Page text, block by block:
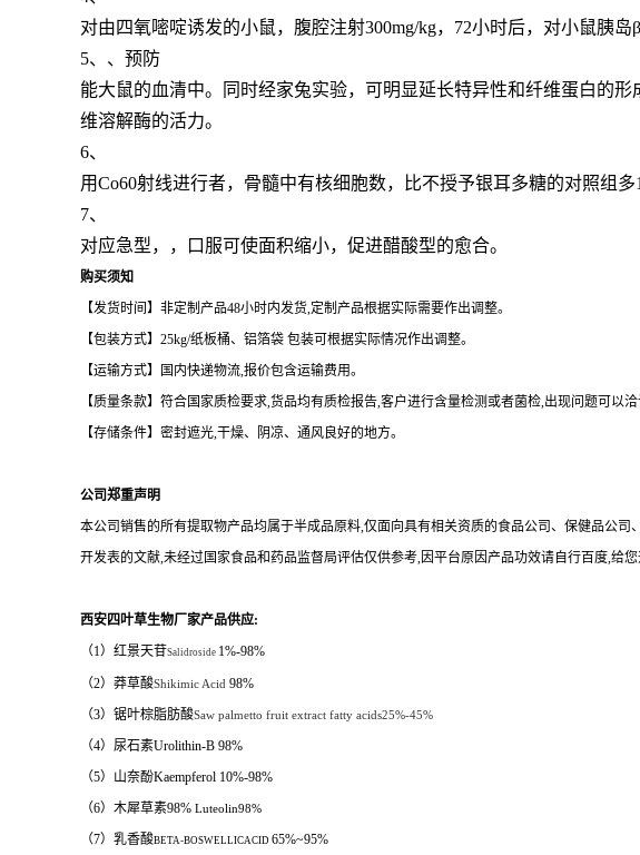
对由四氧嘧啶诱发的小鼠，腹腔注射300mg/kg，72小时后，对小鼠胰岛
5、、预防
能大鼠的血清中。同时经家兔实验，可明显延长特异性和纤维蛋白的
维溶解酶的活力。
6、
用Co60射线进行者，骨髓中有核细胞数，比不授予银耳多糖的对照组多
7、
对应急型，，口服可使面积缩小，促进醋酸型的愈合。
购买须知
【发货时间】非定制产品48小时内发货,定制产品根据实际需要作出调整。
【包装方式】 25kg/纸板桶、铝箔袋 包装可根据实际情况作出调整。
【运输方式】国内快递物流,报价包含运输费用。
【质量条款】符合国家质检要求,货品均有质检报告,客户进行含量检测或者菌检,出现问题可以洽
【存储条件】密封遮光,干燥、阴凉、通风良好的地方。
公司郑重声明
本公司销售的所有提取物产品均属于半成品原料,仅面向具有相关资质的食品公司、保健品公司
开发表的文献,未经过国家食品和药品监督局评估仅供参考,因平台原因产品功效请自行百度,给
西安四叶草生物厂家产品供应:
（1）红景天苷Salidroside 1%-98%
（2）莽草酸Shikimic Acid 98%
（3）锯叶棕脂肪酸Saw palmetto fruit extract fatty acids25%-45%
（4） 尿石素Urolithin-B 98%
（5）山奈酚Kaempferol 10%-98%
（6）木犀草素98% Luteolin98%
（7）乳香酸BETA-BOSWELLICACID 65%~95%